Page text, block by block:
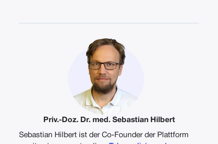
Priv.-Doz. Dr. med. Sebastian Hilbert
Sebastian Hilbert ist der Co-Founder der Plattform